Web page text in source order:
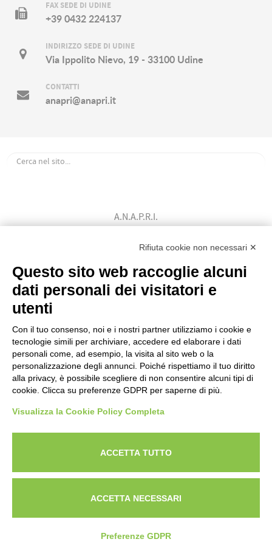
FAX SEDE DI UDINE
+39 0432 224137
INDIRIZZO SEDE DI UDINE
Via Ippolito Nievo, 19 - 33100 Udine
CONTATTI
anapri@anapri.it
A.N.A.P.R.I.
Bovini di Razza Pezzata Rossa Italiana
Codice Fiscale: 80009310303
Powered byANAPRI Webmaster
Rifiuta cookie non necessari ✕
Questo sito web raccoglie alcuni
dati personali dei visitatori e
utenti
Con il tuo consenso, noi e i nostri partner utilizziamo i cookie e
tecnologie simili per archiviare, accedere ed elaborare i dati
personali come, ad esempio, la visita al sito web o la
personalizzazione degli annunci. Poiché rispettiamo il tuo diritto
alla privacy, è possibile scegliere di non consentire alcuni tipi di
cookie. Clicca su preferenze GDPR per saperne di più.
Visualizza la Cookie Policy Completa
ACCETTA TUTTO
ACCETTA NECESSARI
Preferenze GDPR